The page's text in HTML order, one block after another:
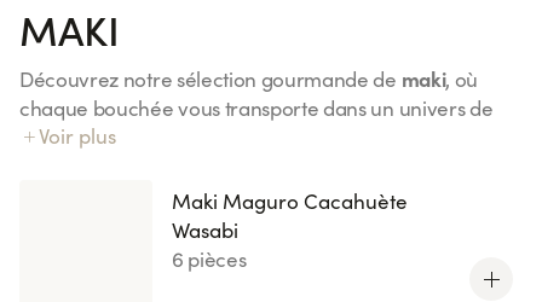
MAKI
Découvrez notre sélection gourmande de maki, où
chaque bouchée vous transporte dans un univers de
saveurs uniques. Du classique
par l'harmonie parfaite entre ingrédients frais et
textures délicates. Chaque recette est une création
originale revisitée par nos chefs.
et offrez-vous une expérience
Voir plus
Maki Maguro Cacahuète
Wasabi
6 pièces